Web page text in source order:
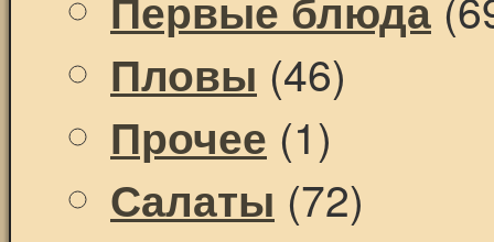
Пловы (46)
Прочее (1)
Салаты (72)